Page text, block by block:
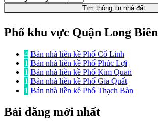
Tìm thông tin nhà đất
Phố khu vực Quận Long Biên
4 Bán nhà liền kề Phố Cổ Linh
1 Bán nhà liền kề Phố Phúc Lợi
1 Bán nhà liền kề Phố Kim Quan
1 Bán nhà liền kề Phố Gia Quất
1 Bán nhà liền kề Phố Thạch Bàn
Bài đăng mới nhất